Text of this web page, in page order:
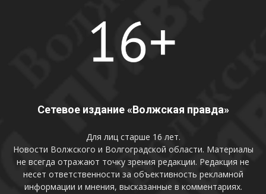
Сетевое издание «Волжская правда»
Для лиц старше 16 лет.
Новости Волжского и Волгоградской области. Материалы
не всегда отражают точку зрения редакции. Редакция не
несет ответственности за объективность рекламной
информации и мнения, высказанные в комментариях.